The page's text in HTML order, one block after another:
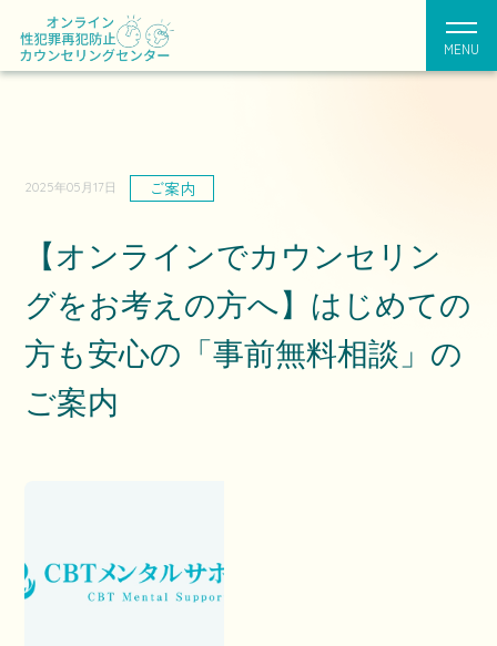
MENU
2025年05月17日 ご案内
【オンラインでカウンセリン
グをお考えの方へ】はじめての
方も安心の「事前無料相談」の
ご案内